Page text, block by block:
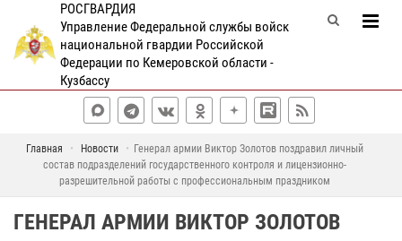
РОСГВАРДИЯ
Управление Федеральной службы войск
национальной гвардии Российской
Федерации по Кемеровской области -
Кузбассу
Главная Новости
Генерал армии Виктор Золотов поздравил личный
состав подразделений государственного контроля и лицензионно-
разрешительной работы с профессиональным праздником
ГЕНЕРАЛ АРМИИ ВИКТОР ЗОЛОТОВ